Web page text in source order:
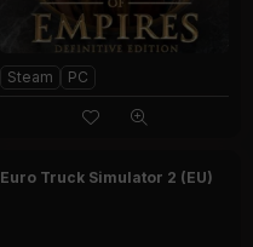
Steam PC
Euro Truck Simulator 2 (EU)